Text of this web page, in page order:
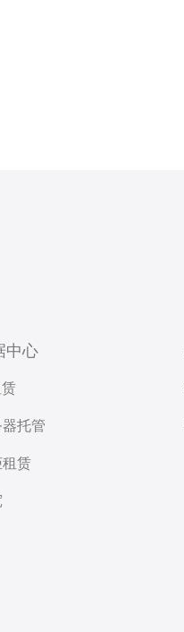
中心
赁
器托管
赁